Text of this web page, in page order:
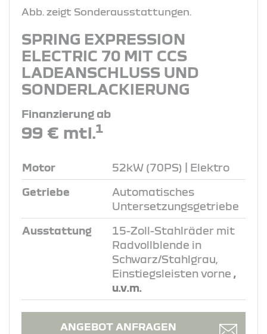
Abb. zeigt Sonderausstattungen.
SPRING EXPRESSION
ELECTRIC 70 MIT CCS
LADEANSCHLUSS UND
SONDERLACKIERUNG
Finanzierung ab
99 € mtl.1
Motor 52kW (70PS) | Elektro
Getriebe
Automatisches
Untersetzungsgetriebe
Ausstattung
15-Zoll-Stahlräder mit
Radvollblende in
Schwarz/Stahlgrau,
Einstiegsleisten vorne ,
u.v.m.
ANGEBOT ANFRAGEN